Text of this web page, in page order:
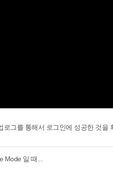
그를 통해서 로그인에 성공한 것을
일 때...